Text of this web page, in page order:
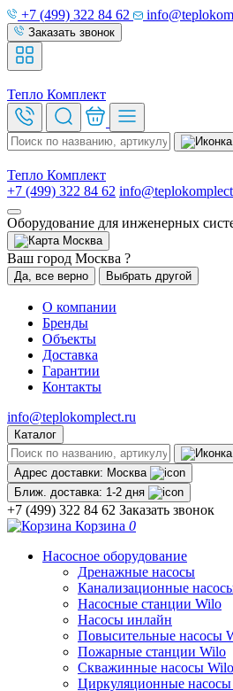
+7 (499) 322 84 62
Заказать звонок
Тепло Комплект
Тепло Комплект
+7 (499) 322 84 62
Оборудование для инженерных
Москва
Ваш город Москва ?
Да, все верно Выбрать другой
О компании
Бренды
Объекты
Доставка
Гарантии
Контакты
info@teplokomplect.ru
Каталог
Адрес доставки: Москва
Ближ. доставка: 1-2 дня
+7 (499) 322 84 62 Заказать звонок
Корзина 0
Насосное оборудование
Дренажные насосы
Канализационные
Насосные станции Wilo
Насосы инлайн
Повысительные насосы
Пожарные станции Wilo
Скважинные насосы Wilo
Циркуляционные